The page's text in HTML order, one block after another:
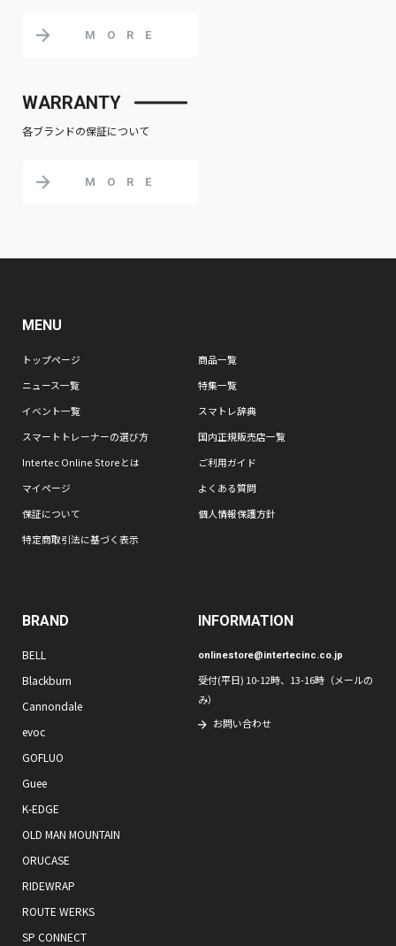
MORE
WARRANTY
各ブランドの保証について
MORE
MENU
トップページ
商品一覧
ニュース一覧
特集一覧
イベント一覧
スマトレ辞典
スマートトレーナーの選び方
国内正規販売店一覧
Intertec Online Storeとは
ご利用ガイド
マイページ
よくある質問
保証について
個人情報保護方針
特定商取引法に基づく表示
BRAND
BELL
Blackburn
Cannondale
evoc
GOFLUO
Guee
K-EDGE
OLD MAN MOUNTAIN
ORUCASE
RIDEWRAP
ROUTE WERKS
SP CONNECT
INFORMATION
onlinestore@intertecinc.co.jp
受付(平日) 10-12時、13-16時（メールの
み）
お問い合わせ